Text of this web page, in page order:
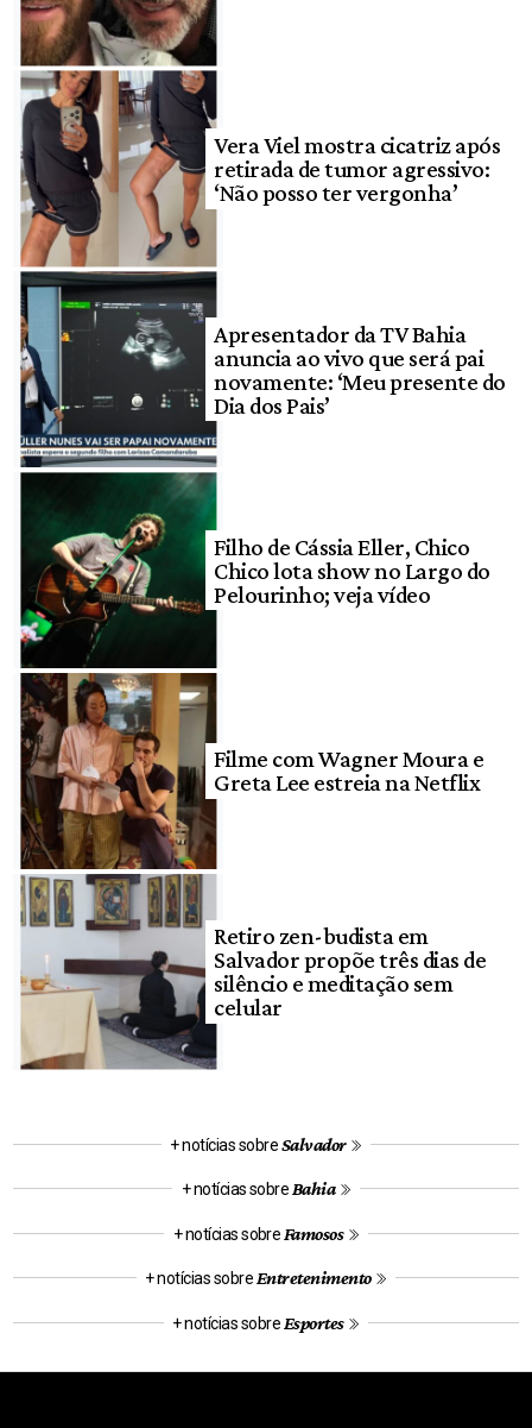
Vera Viel mostra cicatriz após
retirada de tumor agressivo:
‘Não posso ter vergonha’
Apresentador da TV Bahia
anuncia ao vivo que será pai
novamente: ‘Meu presente do
Dia dos Pais’
Filho de Cássia Eller, Chico
Chico lota show no Largo do
Pelourinho; veja vídeo
Filme com Wagner Moura e
Greta Lee estreia na Netflix
Retiro zen-budista em
Salvador propõe três dias de
silêncio e meditação sem
celular
+ notícias sobreSalvador
+ notícias sobre Bahia
+ notícias sobre Famosos
+ notícias sobre Entretenimento
+ notícias sobre Esportes